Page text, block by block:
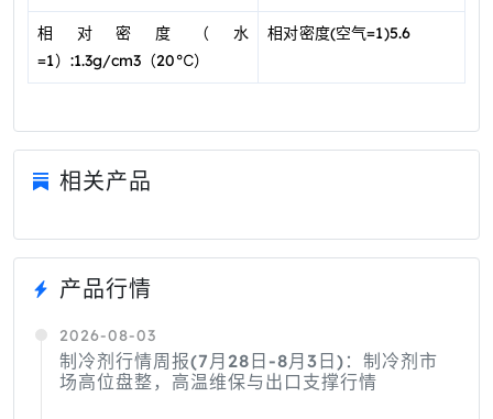
相对密度（水
=1）:1.3g/cm3（20℃）
相对密度(空气=1)5.6
相关产品
产品行情
2026-08-03
制冷剂行情周报(7月28日-8月3日)：制冷剂市
场高位盘整，高温维保与出口支撑行情